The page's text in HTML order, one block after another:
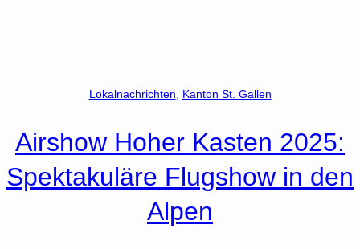
Lokalnachrichten, Kanton St. Gallen
Airshow Hoher Kasten 2025:
Spektakuläre Flugshow in den
Alpen